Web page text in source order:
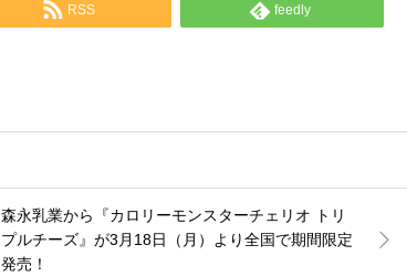
RSS feedly
森永乳業から『カロリーモンスターチェリオ トリ
プルチーズ』が3月18日（月）より全国で期間限定
発売！